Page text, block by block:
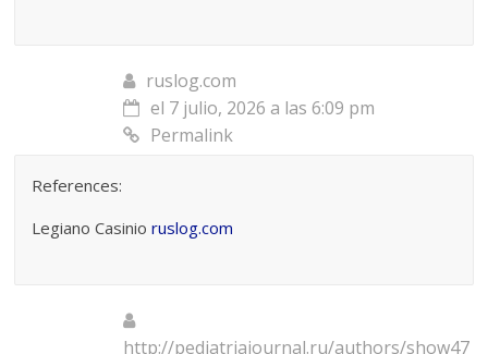
ruslog.com
el 7 julio, 2026 a las 6:09 pm
Permalink
References:
Legiano Casinioruslog.com
http://pediatriajournal.ru/authors/show47